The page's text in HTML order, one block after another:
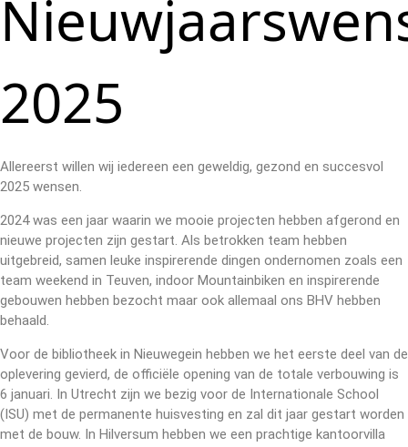
2025
Allereerst willen wij iedereen een geweldig, gezond en succesvol
2025 wensen.
2024 was een jaar waarin we mooie projecten hebben afgerond en
nieuwe projecten zijn gestart. Als betrokken team hebben
uitgebreid, samen leuke inspirerende dingen ondernomen zoals een
team weekend in Teuven, indoor Mountainbiken en inspirerende
gebouwen hebben bezocht maar ook allemaal ons BHV hebben
behaald.
Voor de bibliotheek in Nieuwegein hebben we het eerste deel van de
oplevering gevierd, de officiële opening van de totale verbouwing is
6 januari. In Utrecht zijn we bezig voor de Internationale School
(ISU) met de permanente huisvesting en zal dit jaar gestart worden
met de bouw. In Hilversum hebben we een prachtige kantoorvilla